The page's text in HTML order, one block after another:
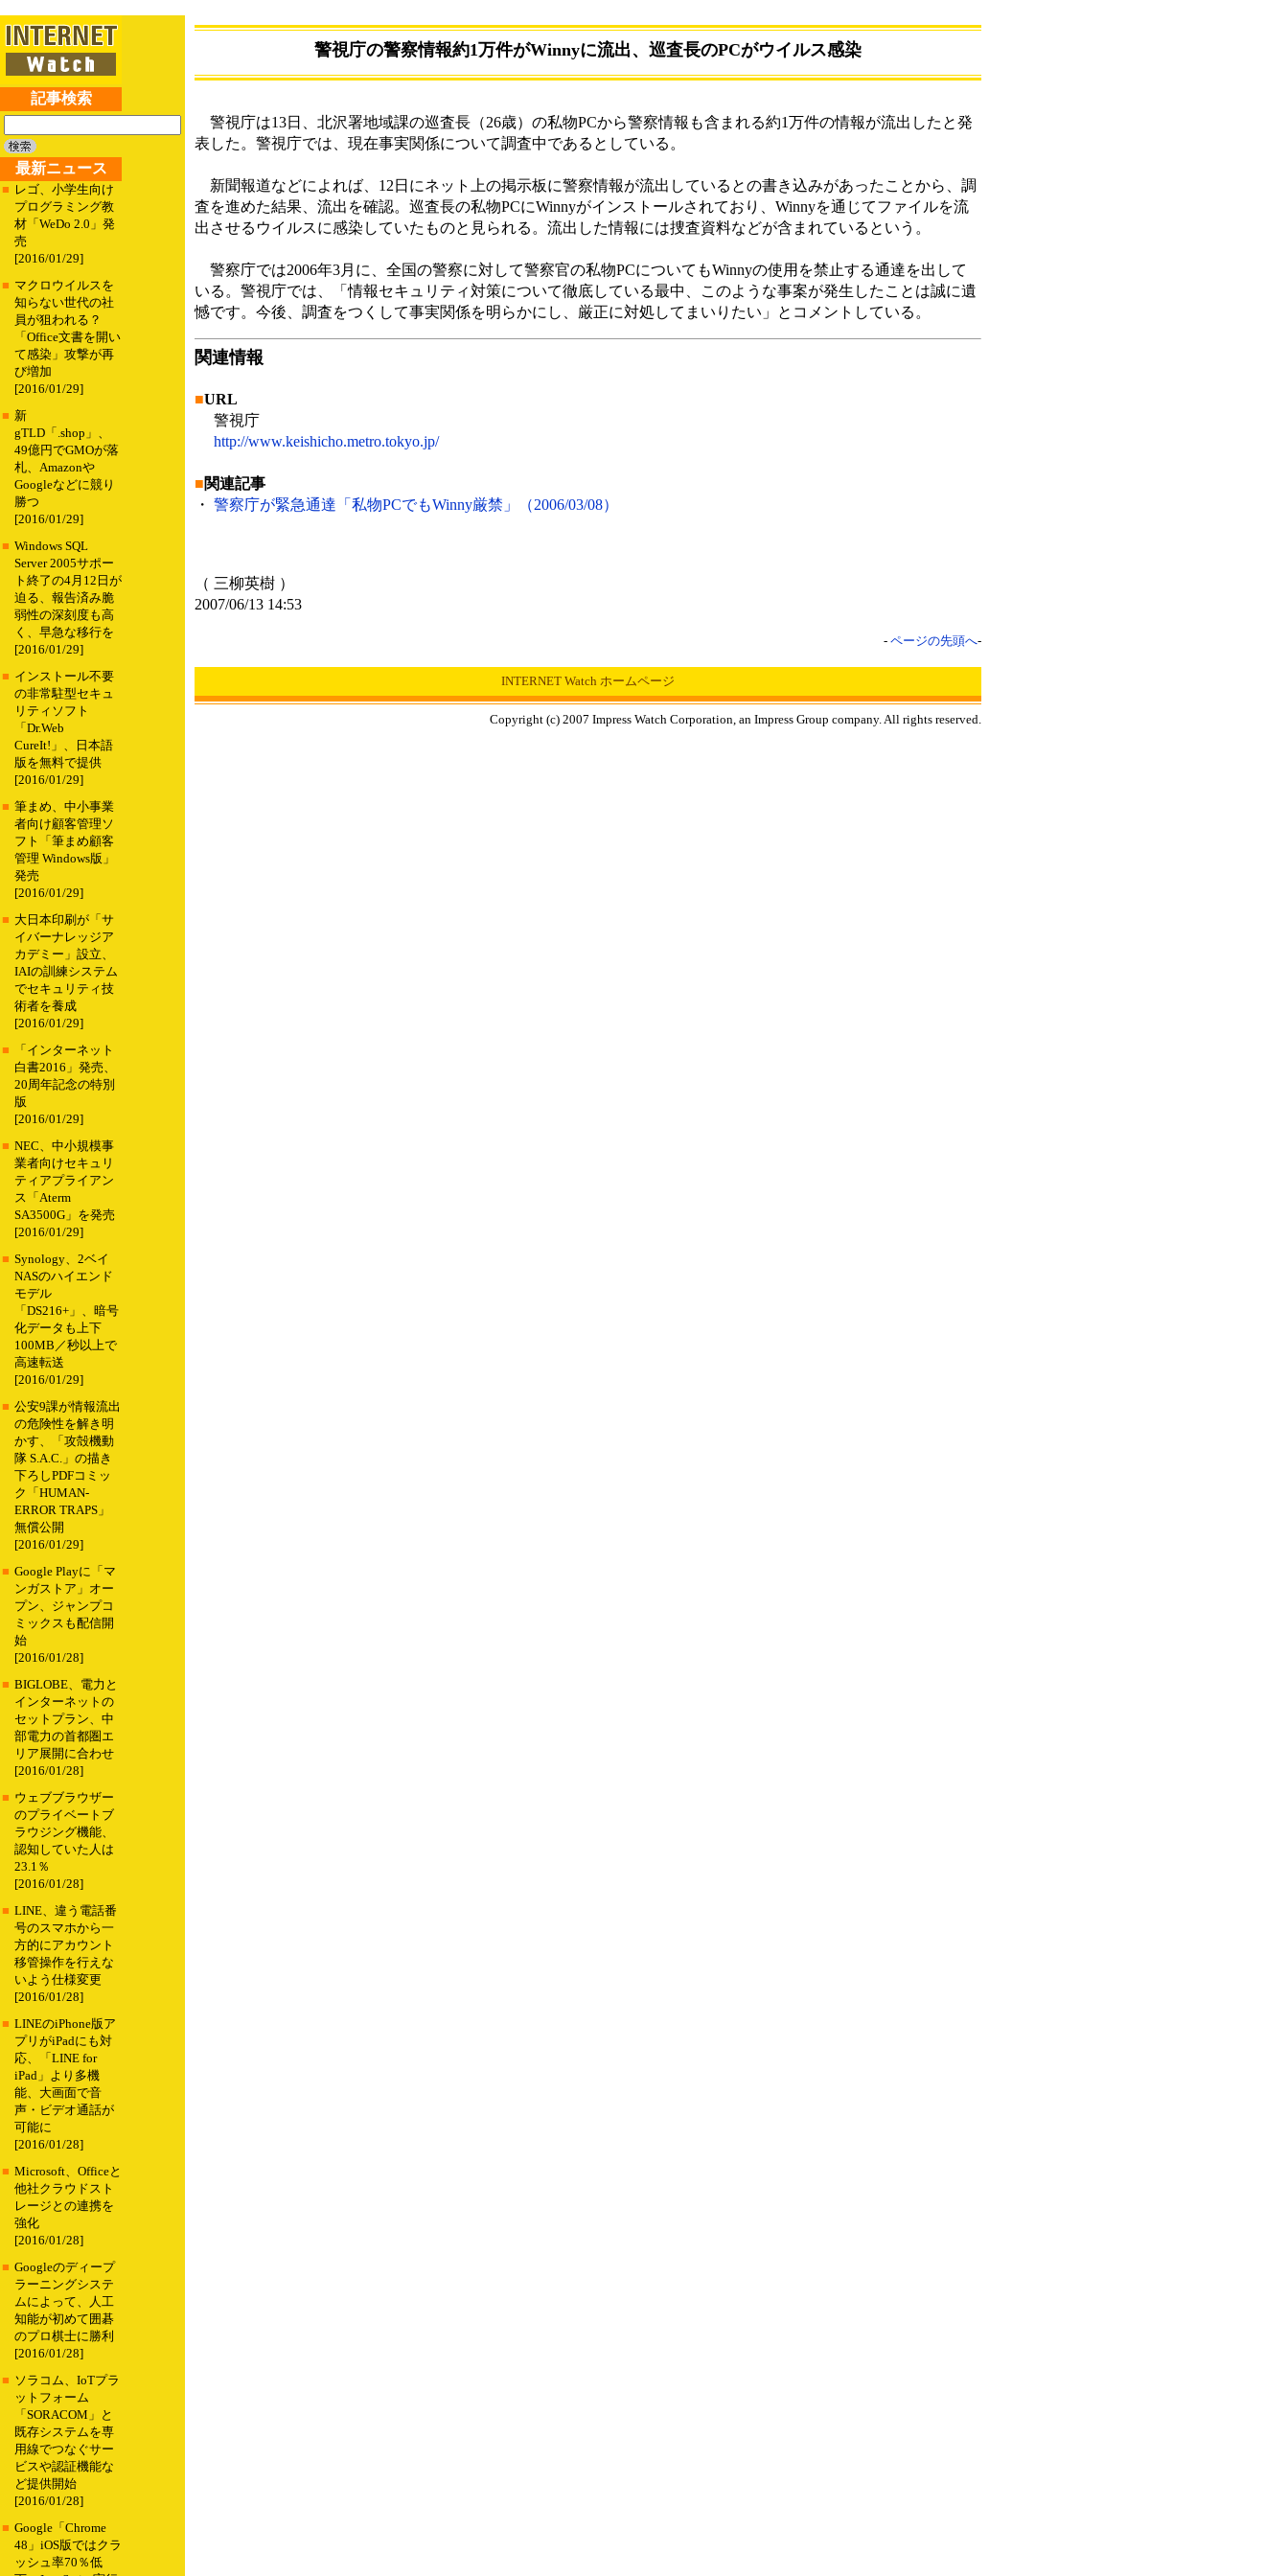
記事検索
最新ニュース
■ レゴ、小学生向け
プログラミング教
材「WeDo 2.0」発
売
[2016/01/29]
■ マクロウイルスを
知らない世代の社
員が狙われる？
「Office文書を開い
て感染」攻撃が再
び増加
[2016/01/29]
■ 新
gTLD「.shop」、
49億円でGMOが落
札、Amazonや
Googleなどに競り
勝つ
[2016/01/29]
■ Windows SQL
Server 2005サポー
ト終了の4月12日が
迫る、報告済み脆
弱性の深刻度も高
く、早急な移行を
[2016/01/29]
■ インストール不要
の非常駐型セキュ
リティソフト
「Dr.Web
CureIt!」、日本語
版を無料で提供
[2016/01/29]
■ 筆まめ、中小事業
者向け顧客管理ソ
フト「筆まめ顧客
管理 Windows版」
発売
[2016/01/29]
■ 大日本印刷が「サ
イバーナレッジア
カデミー」設立、
IAIの訓練システム
でセキュリティ技
術者を養成
[2016/01/29]
■
「インターネット
白書2016」発売、
20周年記念の特別
版
[2016/01/29]
■ NEC、中小規模事
業者向けセキュリ
ティアプライアン
ス「Aterm
SA3500G」を発売
[2016/01/29]
■ Synology、2ベイ
NASのハイエンド
モデル
「DS216+」、暗号
化データも上下
100MB／秒以上で
高速転送
[2016/01/29]
■ 公安9課が情報流出
の危険性を解き明
かす、「攻殻機動
隊 S.A.C.」の描き
下ろしPDFコミッ
ク「HUMAN-
ERROR TRAPS」
無償公開
[2016/01/29]
■ Google Playに「マ
ンガストア」オー
プン、ジャンプコ
ミックスも配信開
始
[2016/01/28]
■ BIGLOBE、電力と
インターネットの
セットプラン、中
部電力の首都圏エ
リア展開に合わせ
[2016/01/28]
■ ウェブブラウザー
のプライベートブ
ラウジング機能、
認知していた人は
23.1％
[2016/01/28]
■ LINE、違う電話番
号のスマホから一
方的にアカウント
移管操作を行えな
いよう仕様変更
[2016/01/28]
■ LINEのiPhone版ア
プリがiPadにも対
応、「LINE for
iPad」より多機
能、大画面で音
声・ビデオ通話が
可能に
[2016/01/28]
■ Microsoft、Officeと
他社クラウドスト
レージとの連携を
強化
[2016/01/28]
■ Googleのディープ
ラーニングシステ
ムによって、人工
知能が初めて囲碁
のプロ棋士に勝利
[2016/01/28]
■ ソラコム、IoTプラ
ットフォーム
「SORACOM」と
既存システムを専
用線でつなぐサー
ビスや認証機能な
ど提供開始
[2016/01/28]
■ Google「Chrome
48」iOS版ではクラ
ッシュ率70％低
警視庁の警察情報約1万件がWinnyに流出、巡査長のPCがウイルス感染
警視庁は13日、北沢署地域課の巡査長（26歳）の私物PCから警察情報も含まれる約1万件の情報が流出したと発
表した。警視庁では、現在事実関係について調査中であるとしている。
新聞報道などによれば、12日にネット上の掲示板に警察情報が流出しているとの書き込みがあったことから、調
査を進めた結果、流出を確認。巡査長の私物PCにWinnyがインストールされており、Winnyを通じてファイルを流
出させるウイルスに感染していたものと見られる。流出した情報には捜査資料などが含まれているという。
警察庁では2006年3月に、全国の警察に対して警察官の私物PCについてもWinnyの使用を禁止する通達を出して
いる。警視庁では、「情報セキュリティ対策について徹底している最中、このような事案が発生したことは誠に遺
憾です。今後、調査をつくして事実関係を明らかにし、厳正に対処してまいりたい」とコメントしている。
関連情報
■URL
警視庁
http://www.keishicho.metro.tokyo.jp/
■関連記事
・ 警察庁が緊急通達「私物PCでもWinny厳禁」（2006/03/08）
（ 三柳英樹 ）
2007/06/13 14:53
- ページの先頭へ-
INTERNET Watch ホームページ
Copyright (c) 2007 Impress Watch Corporation, an Impress Group company. All rights reserved.